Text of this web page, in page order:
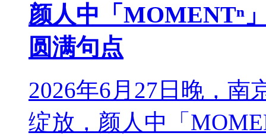
颜人中「MOMENTⁿ
圆满句点
2026年6月27日晚，南
绽放，颜人中「